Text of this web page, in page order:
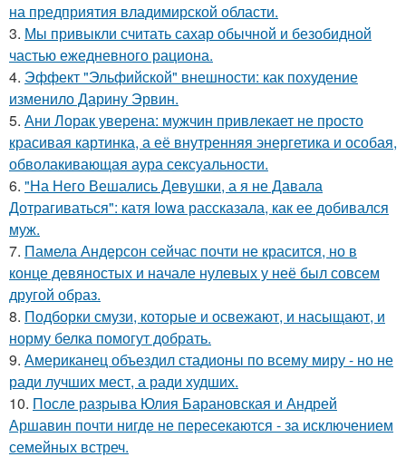
на предприятия владимирской области.
3. Мы привыкли считать сахар обычной и безобидной
частью ежедневного рациона.
4. Эффект "Эльфийской" внешности: как похудение
изменило Дарину Эрвин.
5. Ани Лорак уверена: мужчин привлекает не просто
красивая картинка, а её внутренняя энергетика и особая,
обволакивающая аура сексуальности.
6. "На Него Вешались Девушки, а я не Давала
Дотрагиваться": катя Iowa рассказала, как ее добивался
муж.
7. Памела Андерсон сейчас почти не красится, но в
конце девяностых и начале нулевых у неё был совсем
другой образ.
8. Подборки смузи, которые и освежают, и насыщают, и
норму белка помогут добрать.
9. Американец объездил стадионы по всему миру - но не
ради лучших мест, а ради худших.
10. После разрыва Юлия Барановская и Андрей
Аршавин почти нигде не пересекаются - за исключением
семейных встреч.